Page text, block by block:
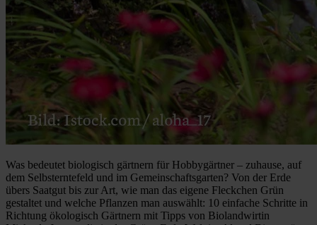
Was bedeutet biologisch gärtnern für Hobbygärtner – zuhause, auf
dem Selbsterntefeld und im Gemeinschaftsgarten? Von der Erde
übers Saatgut bis zur Art, wie man das eigene Fleckchen Grün
gestaltet und welche Pflanzen man auswählt: 10 einfache Schritte in
Richtung ökologisch Gärtnern mit Tipps von Biolandwirtin